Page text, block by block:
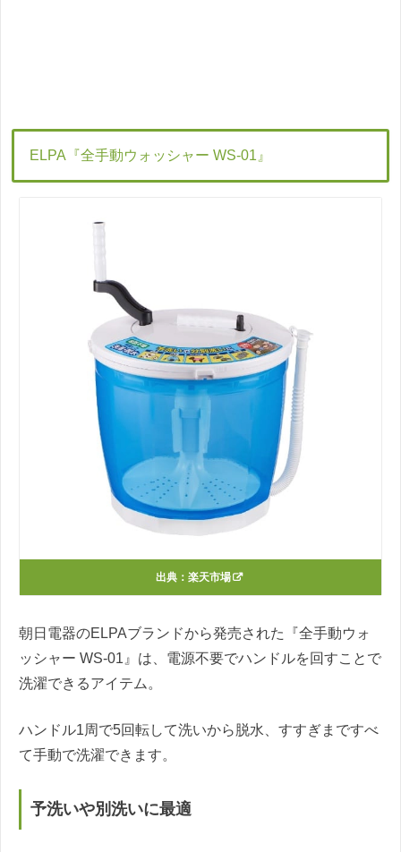
ELPA『全手動ウォッシャー WS-01』
出典： 楽天市場
朝日電器のELPAブランドから発売された『全手動ウォ
ッシャー WS-01』は、電源不要でハンドルを回すことで
洗濯できるアイテム。
ハンドル1周で5回転して洗いから脱水、すすぎまですべ
て手動で洗濯できます。
予洗いや別洗いに最適